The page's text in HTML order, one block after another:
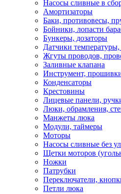
Насосы сливные в
Амортизаторы
Баки, противовесы,
Бойники, лопасти
Бункеры, дозаторы
Датчики температуры,
Жгуты проводов,
Заливные клапана
Инструмент,
Конденсаторы
Крестовины
Лицевые панели,
Люки, обрамления,
Манжеты люка
Модули, таймеры
Моторы
Насосы сливные без
Щетки моторов
Ножки
Патрубки
Переключатели,
Петли люка